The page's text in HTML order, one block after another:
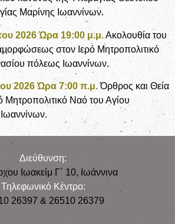
Μαρίνης Ιωαννίνων.
2026 Ώρα 19:00 μ.μ.Ακολουθία του
στον Ιερό Μητροπολιτικό
πόλεως Ιωαννίνων.
2026 Ώρα 7:00 π.μ. Όρθρος και Θεία
Μητροπολιτικό Ναό του Αγίου
Διεύθυνση:
Ιωακείμ Γ΄ 10, Iωάννινα
Τηλεφωνικό Κέντρο:
26397 & 26510 26379